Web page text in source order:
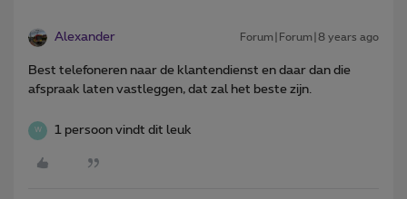
Alexander Forum|Forum|8 years ago
Best telefoneren naar de klantendienst en daar dan die
afspraak laten vastleggen, dat zal het beste zijn.
W 1 persoon vindt dit leuk